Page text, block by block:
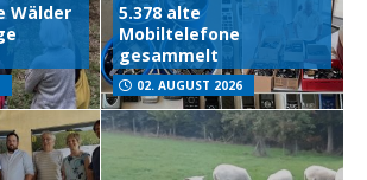
Wälder
5.378 alte
Mobiltelefone
gesammelt
02. AUGUST 2026